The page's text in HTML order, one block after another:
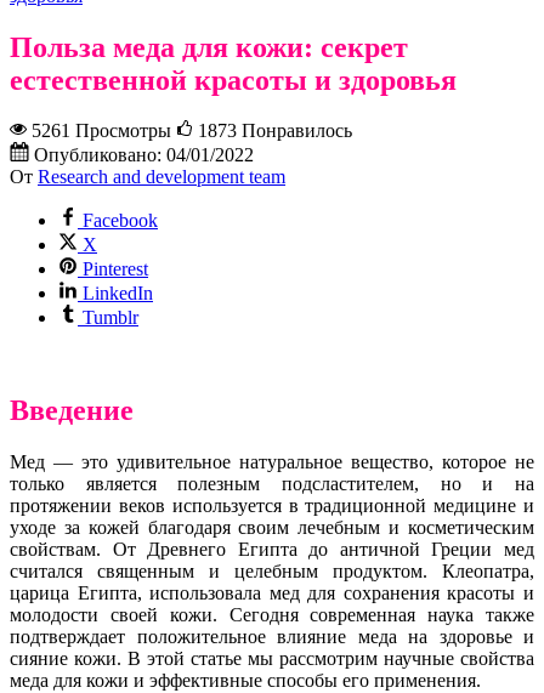
Польза меда для кожи: секрет
естественной красоты и здоровья
5261 Просмотры 1873 Понравилось
Опубликовано: 04/01/2022
От Research and development team
Facebook
X
Pinterest
LinkedIn
Tumblr
Введение
Мед — это удивительное натуральное вещество, которое не
только является полезным подсластителем, но и на
протяжении веков используется в традиционной медицине и
уходе за кожей благодаря своим лечебным и косметическим
свойствам. От Древнего Египта до античной Греции мед
считался священным и целебным продуктом. Клеопатра,
царица Египта, использовала мед для сохранения красоты и
молодости своей кожи. Сегодня современная наука также
подтверждает положительное влияние меда на здоровье и
сияние кожи. В этой статье мы рассмотрим научные свойства
меда для кожи и эффективные способы его применения.